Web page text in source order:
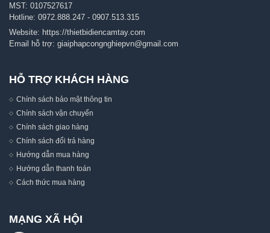
MST: 0107527617
Hotline: 0972.888.247 - 0907.513.315
Website: https://thietbidiencamtay.com
Email hỗ trợ: giaiphapcongnghiepvn@gmail.com
HỖ TRỢ KHÁCH HÀNG
Chính sách bảo mật thông tin
Chính sách vận chuyển
Chính sách giao hàng
Chính sách đổi trả hàng
Hướng dẫn mua hàng
Hướng dẫn thanh toán
Cách thức mua hàng
MẠNG XÃ HỘI